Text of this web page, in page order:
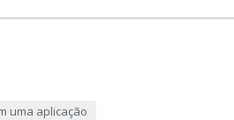
uma aplicação